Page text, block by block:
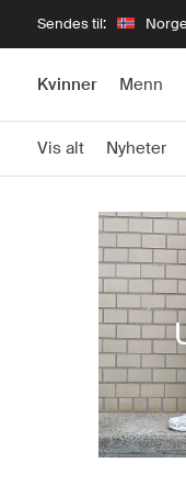
Sendes til: Norge
Kvinner Menn
Vis alt Nyheter